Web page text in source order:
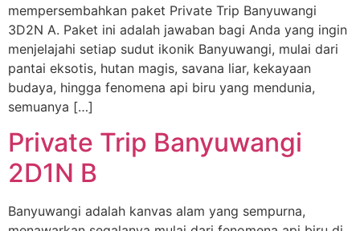
mempersembahkan paket Private Trip Banyuwangi
3D2N A. Paket ini adalah jawaban bagi Anda yang ingin
menjelajahi setiap sudut ikonik Banyuwangi, mulai dari
pantai eksotis, hutan magis, savana liar, kekayaan
budaya, hingga fenomena api biru yang mendunia,
semuanya […]
Private Trip Banyuwangi
2D1N B
Banyuwangi adalah kanvas alam yang sempurna,